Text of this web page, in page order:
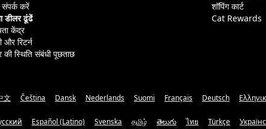
करें
डीलर ढूंढें
केंद्र
और रिटर्न
की स्थिति संबंधी पूछताछ
शॉपिंग कार्ट
Cat Rewards
文 Čeština Dansk Nederlands Suomi Français Deutsch
Español (Latino) Svenska தமிழ் తెలుగు ไทย Türkçe